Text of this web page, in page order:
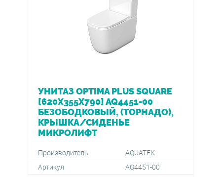
УНИТАЗ OPTIMA PLUS SQUARE
[620X355X790] AQ4451-00
БЕЗОБОДКОВЫЙ, (ТОРНАДО),
КРЫШКА/СИДЕНЬЕ
МИКРОЛИФТ
Производитель
AQUATEK
Артикул
AQ4451-00